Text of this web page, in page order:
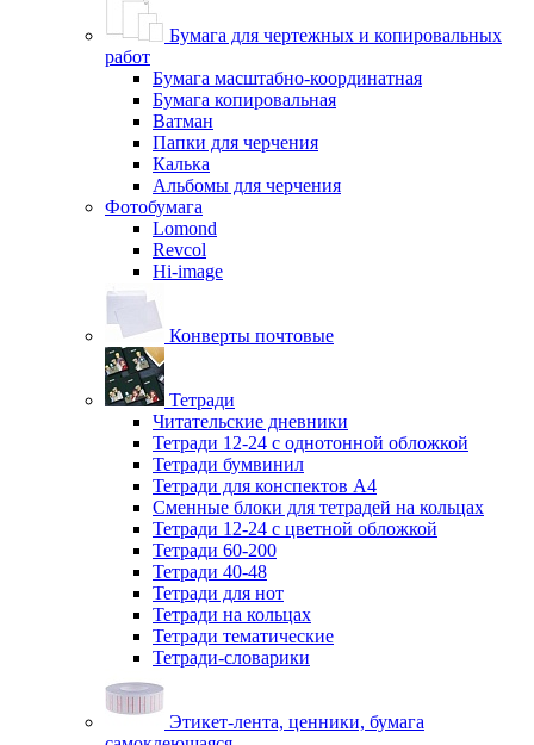
Бумага для чертежных и копировальных
работ
Бумага масштабно-координатная
Бумага копировальная
Ватман
Папки для черчения
Калька
Альбомы для черчения
Фотобумага
Lomond
Revcol
Hi-image
Конверты почтовые
Тетради
Читательские дневники
Тетради 12-24 с однотонной обложкой
Тетради бумвинил
Тетради для конспектов А4
Сменные блоки для тетрадей на кольцах
Тетради 12-24 с цветной обложкой
Тетради 60-200
Тетради 40-48
Тетради для нот
Тетради на кольцах
Тетради тематические
Тетради-словарики
Этикет-лента, ценники, бумага